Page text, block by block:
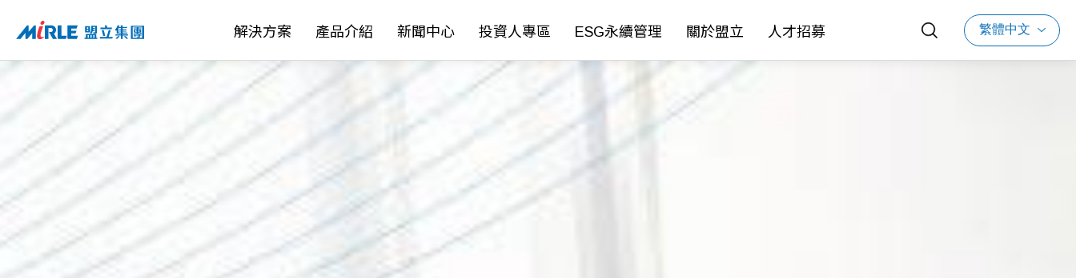
解決方案 產品介紹 新聞中心 投資人專區 ESG永續管理 關於盟立 人才招募 繁體中文